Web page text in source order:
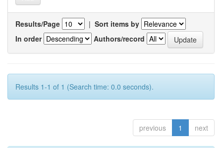
Results/Page | Sort items by
In order
Authors/record
Results 1-1 of 1 (Search time: 0.0 seconds).
previous 1 next